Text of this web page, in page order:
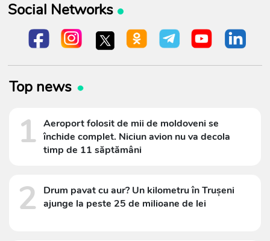
Social Networks
Top news
1 Aeroport folosit de mii de moldoveni se
închide complet. Niciun avion nu va decola
timp de 11 săptămâni
2
Drum pavat cu aur? Un kilometru în Trușeni
ajunge la peste 25 de milioane de lei